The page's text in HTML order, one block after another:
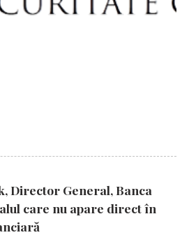
Director General, Banca
care nu apare direct în